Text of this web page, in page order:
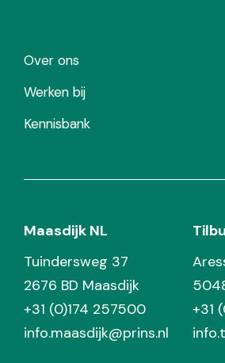
Over ons
Werken bij
Kennisbank
Maasdijk NL
Tuindersweg 37
2676 BD Maasdijk
+31 (0)174 257500
info.maasdijk@prins.nl
+31